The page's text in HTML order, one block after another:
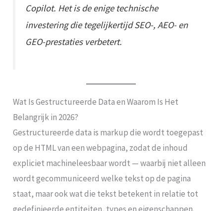
Copilot. Het is de enige technische
investering die tegelijkertijd SEO-, AEO- en
GEO-prestaties verbetert.
Wat Is Gestructureerde Data en Waarom Is Het
Belangrijk in 2026?
Gestructureerde data is markup die wordt toegepast
op de HTML van een webpagina, zodat de inhoud
expliciet machineleesbaar wordt — waarbij niet alleen
wordt gecommuniceerd welke tekst op de pagina
staat, maar ook wat die tekst betekent in relatie tot